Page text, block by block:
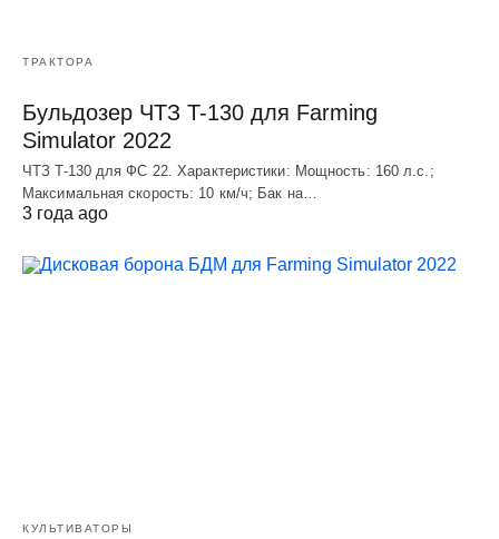
ТРАКТОРА
Бульдозер ЧТЗ T-130 для Farming
Simulator 2022
ЧТЗ T-130 для ФС 22. Характеристики: Мощноcть: 160 л.c.;
Макcимальная cкороcть: 10 км/ч; Бак на…
3 года ago
КУЛЬТИВАТОРЫ